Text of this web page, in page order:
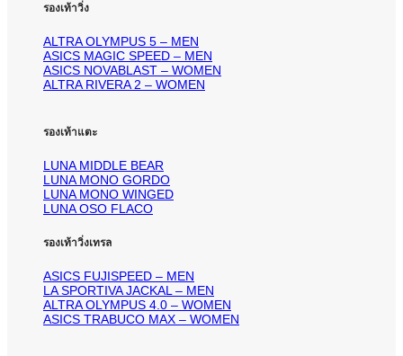
รองเท้าวิ่ง
ALTRA OLYMPUS 5 – MEN
ASICS MAGIC SPEED – MEN
ASICS NOVABLAST – WOMEN
ALTRA RIVERA 2 – WOMEN
รองเท้าแตะ
LUNA MIDDLE BEAR
LUNA MONO GORDO
LUNA MONO WINGED
LUNA OSO FLACO
รองเท้าวิ่งเทรล
ASICS FUJISPEED – MEN
LA SPORTIVA JACKAL – MEN
ALTRA OLYMPUS 4.0 – WOMEN
ASICS TRABUCO MAX – WOMEN